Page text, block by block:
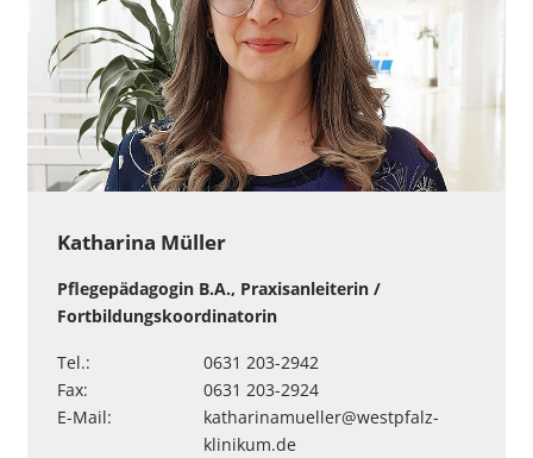
Katharina Müller
Pflegepädagogin B.A., Praxisanleiterin /
Fortbildungskoordinatorin
Tel.:
0631 203-2942
Fax:
0631 203-2924
E-Mail:
katharinamueller@westpfalz-
klinikum.de